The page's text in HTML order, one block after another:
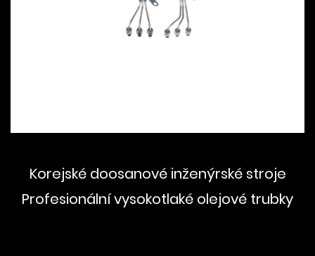
Korejské doosanové inženýrské stroje
Profesionální vysokotlaké olejové trubky